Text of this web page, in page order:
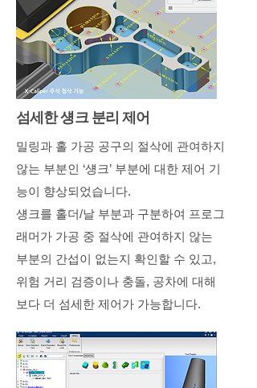
섬세한 섕크 분리 제어
밀링과 홀 가공 공구의 절삭에 관여하지
않는 부분인 ‘섕크’ 부분에 대한 제어 기
능이 향상되었습니다.
섕크를 홀더/날 부분과 구분하여 프로그
래머가 가공 중 절삭에 관여하지 않는
부분의 간섭이 없는지 확인할 수 있고,
위험 거리 검증이나 충돌, 공차에 대해
보다 더 섬세한 제어가 가능합니다.